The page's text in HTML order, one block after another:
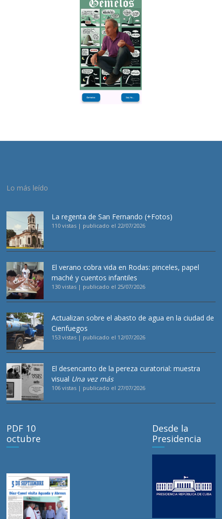
Lo más leído
La regenta de San Fernando (+Fotos)
110 vistas | publicado el 22/07/2026
El verano cobra vida en Rodas: pinceles, papel
maché y cuentos infantiles
130 vistas | publicado el 25/07/2026
Actualizan sobre el abasto de agua en la ciudad de
Cienfuegos
153 vistas | publicado el 12/07/2026
El desencanto de la pereza curatorial: muestra
visual Una vez más
106 vistas | publicado el 27/07/2026
PDF 10
octubre
Desde la
Presidencia